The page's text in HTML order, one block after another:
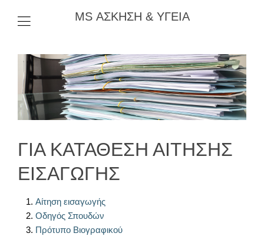
MS ΑΣΚΗΣΗ & ΥΓΕΙΑ
ΓΙΑ ΚΑΤΑΘΕΣΗ ΑΙΤΗΣΗΣ
ΕΙΣΑΓΩΓΗΣ
Aίτηση εισαγωγής
Οδηγός Σπουδών
Πρότυπο Βιογραφικού